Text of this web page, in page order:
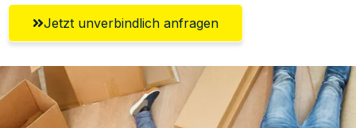
Jetzt unverbindlich anfragen